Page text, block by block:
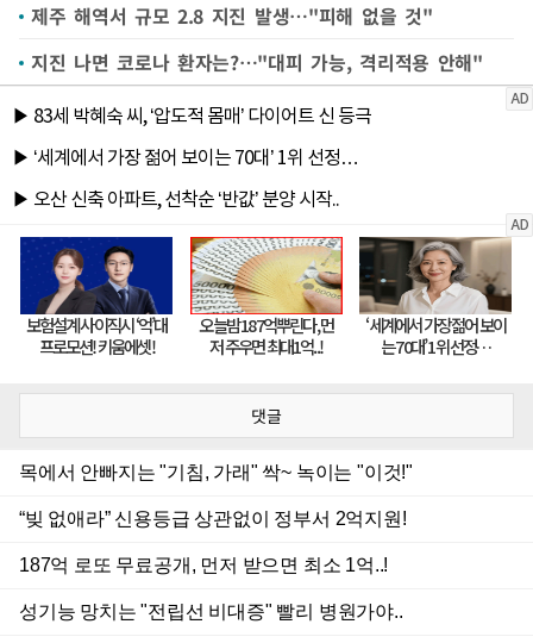
제주 해역서 규모 2.8 지진 발생…"피해 없을 것"
지진 나면 코로나 환자는?…"대피 가능, 격리적용 안해"
댓글